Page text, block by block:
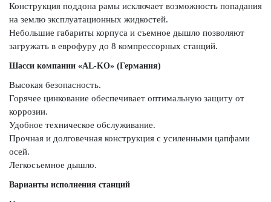
Конструкция поддона рамы исключает возможность попадания
на землю эксплуатационных жидкостей.
Небольшие габариты корпуса и съемное дышло позволяют
загружать в еврофуру до 8 компрессорных станций.
Шасси компании «AL-KO» (Германия)
Высокая безопасность.
Горячее цинкование обеспечивает оптимальную защиту от
коррозии.
Удобное техническое обслуживание.
Прочная и долговечная конструкция с усиленными цапфами
осей.
Легкосъемное дышло.
Варианты исполнения станций